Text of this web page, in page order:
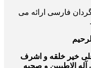
فارسی ارائه می
علی خیر خلقه و اشرف
الاطیبین و صحبه